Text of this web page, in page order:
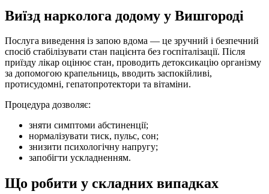
Виїзд нарколога додому у Вишгороді
Послуга виведення із запою вдома — це зручний і безпечний
спосіб стабілізувати стан пацієнта без госпіталізації. Після
приїзду лікар оцінює стан, проводить детоксикацію організму
за допомогою крапельниць, вводить заспокійливі,
протисудомні, гепатопротектори та вітаміни.
Процедура дозволяє:
зняти симптоми абстиненції;
нормалізувати тиск, пульс, сон;
знизити психологічну напругу;
запобігти ускладненням.
Що робити у складних випадках